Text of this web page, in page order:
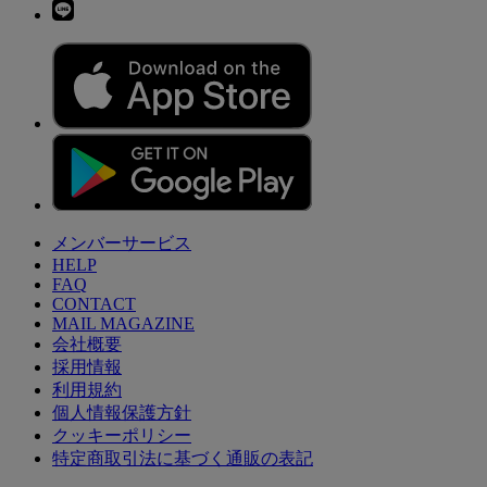
メンバーサービス
HELP
FAQ
CONTACT
MAIL MAGAZINE
会社概要
採用情報
利用規約
個人情報保護方針
クッキーポリシー
特定商取引法に基づく通販の表記